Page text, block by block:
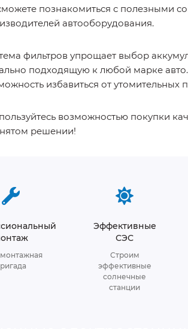
познакомиться с полезными
автооборудования.
фильтров упрощает выбор
подходящую к любой марке
избавиться от утомительных
возможностью покупки
решении!
Эффективные
СЭС
Строим
эффективные
солнечные
станции